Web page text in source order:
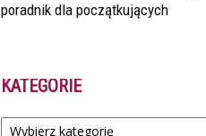
poradnik dla początkujących
KATEGORIE
Kategorie